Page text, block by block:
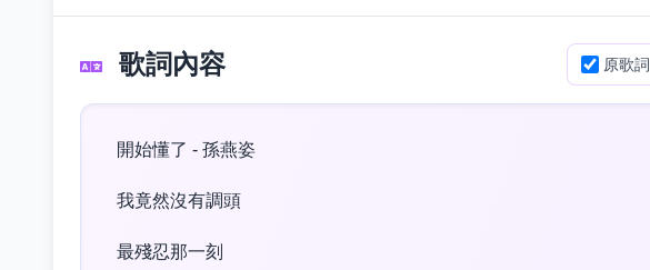
歌詞內容 原歌詞
開始懂了 - 孫燕姿
我竟然沒有調頭
最殘忍那一刻